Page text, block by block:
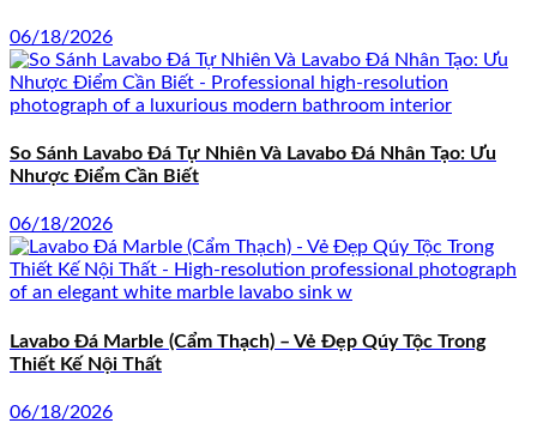
06/18/2026
So Sánh Lavabo Đá Tự Nhiên Và Lavabo Đá Nhân Tạo: Ưu
Nhược Điểm Cần Biết
06/18/2026
Lavabo Đá Marble (Cẩm Thạch) – Vẻ Đẹp Qúy Tộc Trong
Thiết Kế Nội Thất
06/18/2026